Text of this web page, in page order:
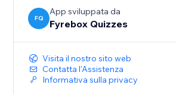
FQ
App sviluppata da
Fyrebox Quizzes
Visita il nostro sito web
Contatta l'Assistenza
Informativa sulla privacy